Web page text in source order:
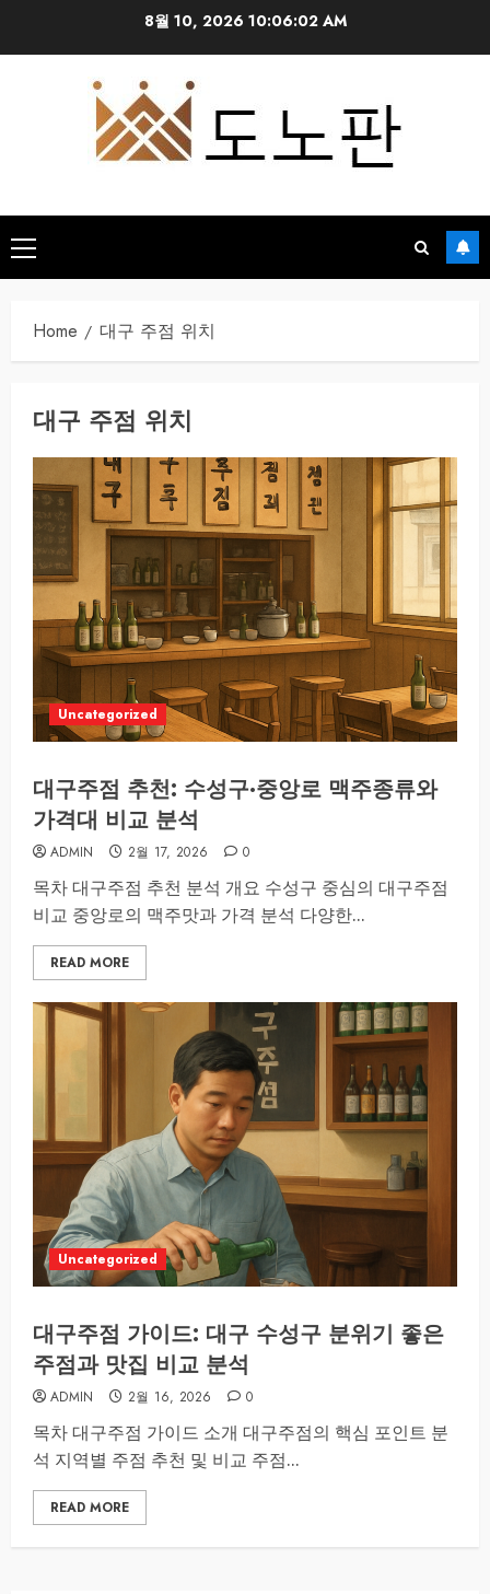
8월 10, 2026 10:06:03 AM
Primary
Menu
Home 대구 주점 위치
대구 주점 위치
Uncategorized
대구주점 추천: 수성구·중앙로 맥주종류와
가격대 비교 분석
ADMIN 2월 17, 2026 0
목차 대구주점 추천 분석 개요 수성구 중심의 대구주점
비교 중앙로의 맥주맛과 가격 분석 다양한...
READ MORE
Uncategorized
대구주점 가이드: 대구 수성구 분위기 좋은
주점과 맛집 비교 분석
ADMIN 2월 16, 2026 0
목차 대구주점 가이드 소개 대구주점의 핵심 포인트 분
석 지역별 주점 추천 및 비교 주점...
READ MORE